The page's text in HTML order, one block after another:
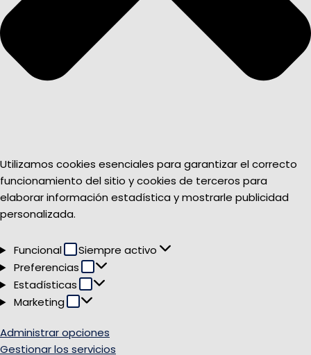
Utilizamos cookies esenciales para garantizar el correcto
funcionamiento del sitio y cookies de terceros para
elaborar información estadística y mostrarle publicidad
personalizada.
Funcional Funcional
Siempre activo
Preferencias
Preferencias
Estadísticas Estadísticas
Marketing Marketing
Administrar opciones
Gestionar los servicios